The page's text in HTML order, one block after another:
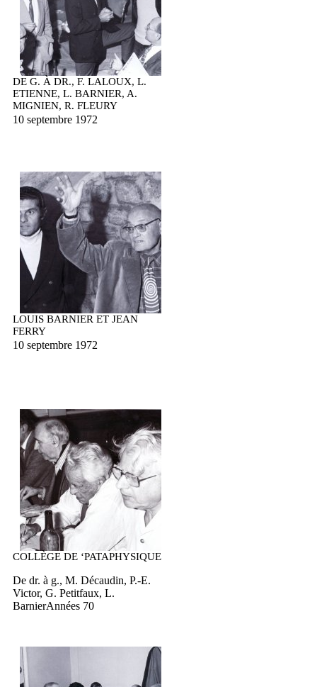
DE G. À DR., F. LALOUX, L.
ETIENNE, L. BARNIER, A.
MIGNIEN, R. FLEURY
10 septembre 1972
LOUIS BARNIER ET JEAN
FERRY
10 septembre 1972
COLLÈGE DE ‘PATAPHYSIQUE
De dr. à g., M. Décaudin, P.-E.
Victor, G. Petitfaux, L.
BarnierAnnées 70